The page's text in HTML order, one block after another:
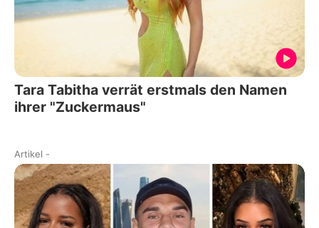
Tara Tabitha verrät erstmals den Namen
ihrer "Zuckermaus"
Artikel -